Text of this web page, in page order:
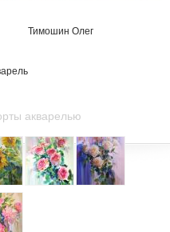
Тимошин Олег
акварелью